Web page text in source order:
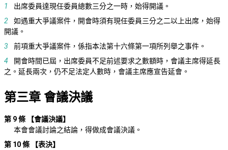
1
出席委員達現任委員總數三分之一時，始得開議。
2
如遇重大爭議案件，開會時須有現任委員三分之二以上出席，始得
開議。
3
前項重大爭議案件，係指本法第十六條第一項所列舉之事件。
4
開會時間已屆，出席委員不足前述要求之數額時，會議主席得延長
之。延長兩次，仍不足法定人數時，會議主席應宣告延會。
第三章 會議決議
第 9 條
【會議決議】
本會會議討論之結論，得做成會議決議。
第 10 條
【表決】